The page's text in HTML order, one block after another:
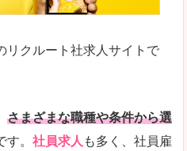
リクルート社求人サイトで
さまざまな職種や条件から選
。 社員求人 も多く、社員雇